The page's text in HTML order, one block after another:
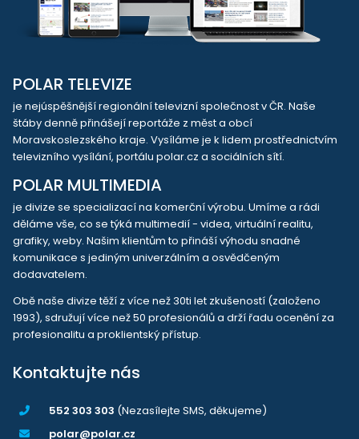
POLAR TELEVIZE
je nejúspěšnější regionální televizní společnost v ČR. Naše
štáby denně přinášejí reportáže z měst a obcí
Moravskoslezského kraje. Vysíláme je k lidem prostřednictvím
televizního vysílání, portálu polar.cz a sociálních sítí.
POLAR MULTIMEDIA
je divize se specializací na komerční výrobu. Umíme a rádi
děláme vše, co se týká multimedií - videa, virtuální realitu,
grafiky, weby. Našim klientům to přináší výhodu snadné
komunikace s jediným univerzálním a osvědčeným
dodavatelem.
Obě naše divize těží z více než 30ti let zkušeností (založeno
1993), sdružují více než 50 profesionálů a drží řadu ocenění za
profesionalitu a proklientský přístup.
Kontaktujte nás
552 303 303 (Nezasílejte SMS, děkujeme)
polar@polar.cz